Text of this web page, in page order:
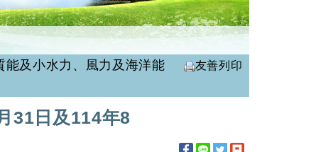
及小水力、風力及海洋能
友善列印
31日及114年8